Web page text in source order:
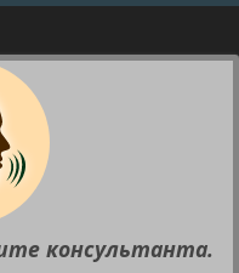
консультанта.